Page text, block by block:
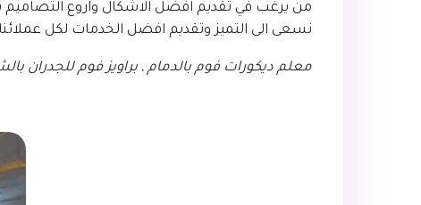
من يرغب في تقديم افضل الاشكال واروع التصاميم
نسعى الى التميز وتقديم افضل الخدمات لكل
معلم ديكورات فوم بالدمام , براويز فوم للجدران